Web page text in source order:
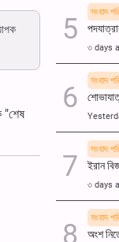
"শেষ
সংবাদ
৩ days
সংবাদ
সংবাদ
ইরান
৩ days
সংবাদ
অংশ